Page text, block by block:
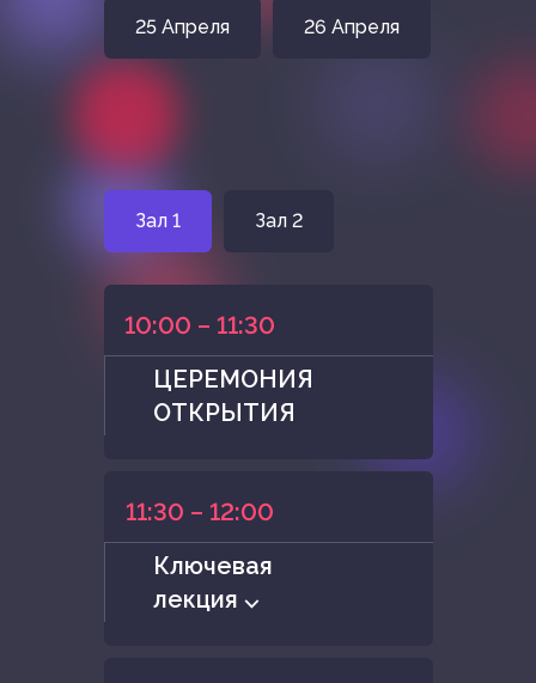
25 Апреля 26 Апреля
Зал 1 Зал 2
10:00 – 11:30
ЦЕРЕМОНИЯ
ОТКРЫТИЯ
11:30 – 12:00
Ключевая
лекция ⌵